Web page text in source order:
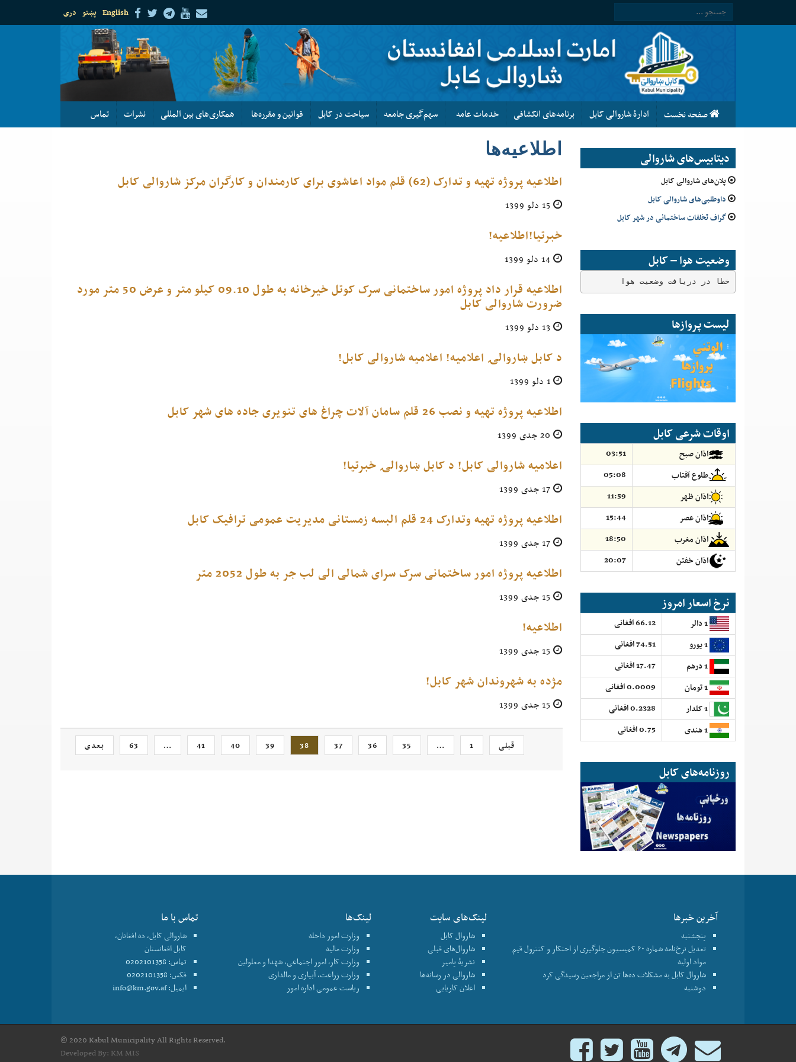
دری پښتو English
صفحه نخست ادارۀ شاروالی کابل برنامه‌های انکشافی خدمات عامه سهم‌گیری جامعه سیاحت در کابل قوانین و مقرره‌ها همکاری‌های بین المللی نشرات تماس
دیتابیس‌های شاروالی
پلان‌های شاروالی کابل
داوطلبی‌های شاروالی کابل
گراف تخلفات ساختمانی در شهر کابل
وضعیت هوا – کابل
خطا در دریافت وضعیت هوا
لیست پروازها
اوقات شرعی کابل
اذان صبح
03:51
طلوع آفتاب
05:08
اذان ظهر
11:59
اذان عصر
15:44
اذان مغرب
18:50
اذان خفتن
20:07
نرخ اسعار امروز
66.12 افغانی
74.51 افغانی
17.47 افغانی
0.0009 افغانی
0.2328 افغانی
0.75 افغانی
روزنامه‌های کابل
اطلاعیه‌ها
اطلاعیه پروژه تهیه و تدارک (62) قلم مواد اعاشوی برای کارمندان و کارگران مرکز شاروالی کابل
خبرتیا!اطلاعیه!
اطلاعیه قرار داد پروژه امور ساختمانی سرک کوتل خیرخانه به طول 09.10 کیلو متر و عرض 50 متر مورد
ضرورت شاروالی کابل
د کابل ښاروالۍ اعلامیه! اعلامیه شاروالی کابل!
اطلاعیه پروژه تهیه و نصب 26 قلم سامان آلات چراغ های تنویری جاده های شهر کابل
اعلامیه شاروالی کابل! د کابل ښاروالۍ خبرتیا!
اطلاعیه پروژه تهیه وتدارک 24 قلم البسه زمستانی مدیریت عمومی ترافیک کابل
اطلاعیه پروژه امور ساختمانی سرک سرای شمالی الی لب جر به طول 2052 متر
اطلاعیه!
مژده به شهروندان شهر کابل!
قبلی 1
…
35
36
37
38
39
40
41
…
63 بعدی
آخرین خبرها
پنجشنبه
تعدیل نرخ‌نامه شماره ۶۰ کمیسیون جلوگیری از احتکار و کنترول قیم
مواد اولیه
شاروال کابل به مشکلات ده‌ها تن از مراجعین رسیدگی کرد
دوشنبه
لینک‌های سایت
شاروال کابل
شاروال‌های قبلی
نشریۀ پامیر
شاروالی در رسانه‌ها
اعلان کاریابی
لینک‌ها
وزارت امور داخله
وزارت مالیه
وزارت کار، امور اجتماعی، شهدا و معلولین
وزارت زراعت، آبیاری و مالداری
ریاست عمومی اداره امور
تماس با ما
شاروالی کابل، ده افغانان،
کابل افغانستان
تماس: 0202101358
فکس: 0202101358
ایمیل:info@km.gov.af
© 2020 Kabul Municipality All Rights Reserved.
Developed By: KM MIS